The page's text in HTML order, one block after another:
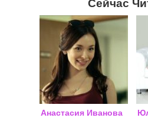
Сейчас
Анастасия Иванова